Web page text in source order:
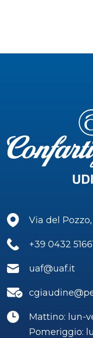
Via del
+39 0432
uaf@uaf.it
Mattino: lun-
Pomeriggio: